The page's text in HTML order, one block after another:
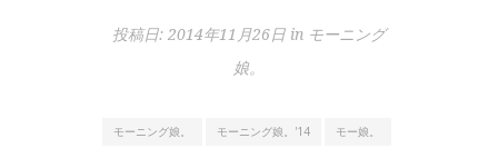
投稿日: 2014年11月26日 in モーニング
娘。
モーニング娘。 モーニング娘。'14 モー娘。